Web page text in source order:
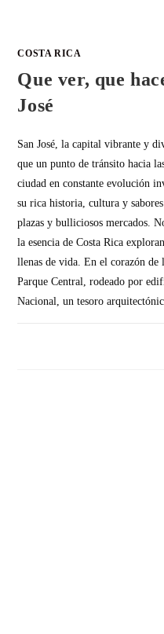
COSTA RICA
Que ver, que
José
San José, la capital vibrante y
que un punto de tránsito hacia
ciudad en constante evolución
su rica historia, cultura y
plazas y bulliciosos mercados.
la esencia de Costa Rica
llenas de vida. En el corazón de
Parque Central, rodeado por
Nacional, un tesoro